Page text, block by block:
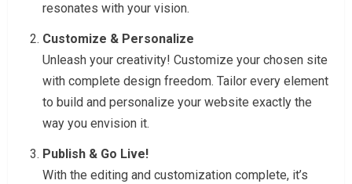
resonates with your vision.
Customize & Personalize
Unleash your creativity! Customize your chosen site
with complete design freedom. Tailor every element
to build and personalize your website exactly the
way you envision it.
Publish & Go Live!
With the editing and customization complete, it’s